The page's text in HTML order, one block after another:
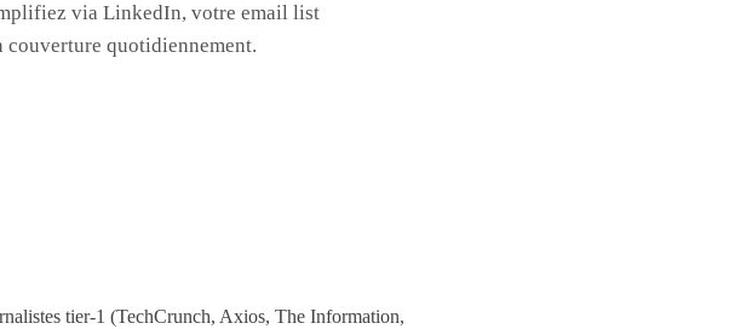
via LinkedIn, votre email list
couverture quotidiennement.
tier-1 (TechCrunch, Axios, The Information,